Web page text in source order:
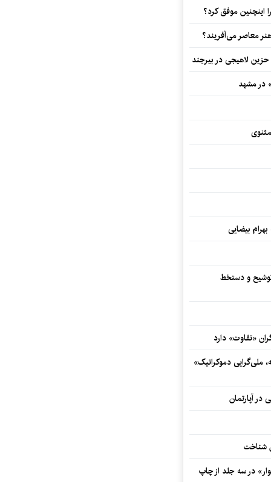
اینچنین موفق کرد؟
معاصر می‌آفریند؟
لاهیجی در بیرجند
در مشهد
بیضایی
و دستخط
«تفاوت» دارد
ملی‌گرایی دموکراتیک»
در آپارتمان
شناخت
در سه جلد از چاپ